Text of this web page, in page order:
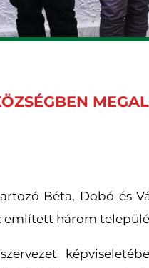
Béta, Dobó és
említett három